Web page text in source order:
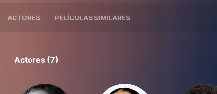
ACTORES PELÍCULAS SIMILARES
Actores (7)